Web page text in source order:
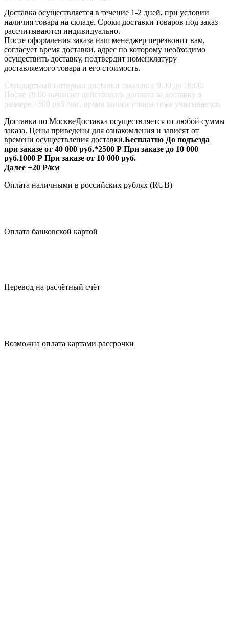
Доставка осуществляется в течение 1-2 дней, при условии
наличия товара на складе. Сроки доставки товаров под заказ
рассчитываются индивидуально.
После оформления заказа наш менеджер перезвонит вам,
согласует время доставки, адрес по которому необходимо
осуществить доставку, подтвердит номенклатуру
доставляемого товара и его стоимость.
Стандартный интервал доставки заказов: с 9:00 до 19:00.
После 19:00 начинает действовать доплата за доставку в
размере +500 руб./час, время заноса товара тоже учитывается.
Доставка по МосквеДоставка осуществляется от любой суммы
заказа. Цены приведены для ознакомления и зависят от
времени осуществления доставки.Бесплатно До подъезда
при заказе от 40 000 руб.*2500 Р При заказе до 10 000
руб.1000 Р При заказе от 10 000 руб.
Далее +20 Р/км
Оплата наличными в российских рублях (RUB)
Оплата банковской картой
Перевод на расчётный счёт
Возможна оплата картами рассрочки